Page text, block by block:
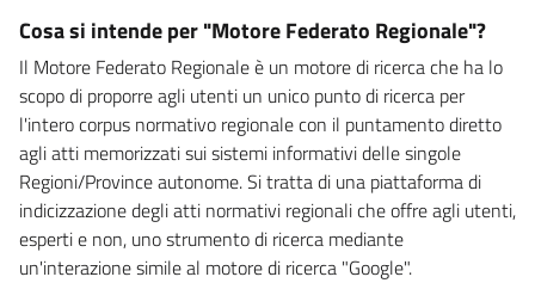
Cosa si intende per "Motore Federato Regionale"?
Il Motore Federato Regionale è un motore di ricerca che ha lo
scopo di proporre agli utenti un unico punto di ricerca per
l'intero corpus normativo regionale con il puntamento diretto
agli atti memorizzati sui sistemi informativi delle singole
Regioni/Province autonome. Si tratta di una piattaforma di
indicizzazione degli atti normativi regionali che offre agli utenti,
esperti e non, uno strumento di ricerca mediante
un'interazione simile al motore di ricerca "Google".